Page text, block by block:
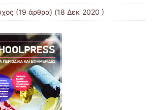
(19 άρθρα) (18 Δεκ 2020 )